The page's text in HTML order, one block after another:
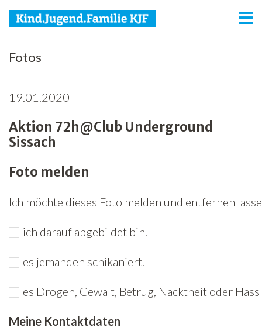
KJF
Jugend
Familie
Netzwerk
Spenden
Jobs
Freiwilligenarbeit
News
Fotos
19.01.2020
Aktion 72h@Club Underground
Sissach
Foto melden
Ich möchte dieses Foto melden und entfernen
ich darauf abgebildet bin.
es jemanden schikaniert.
es Drogen, Gewalt, Betrug, Nacktheit oder
Meine Kontaktdaten